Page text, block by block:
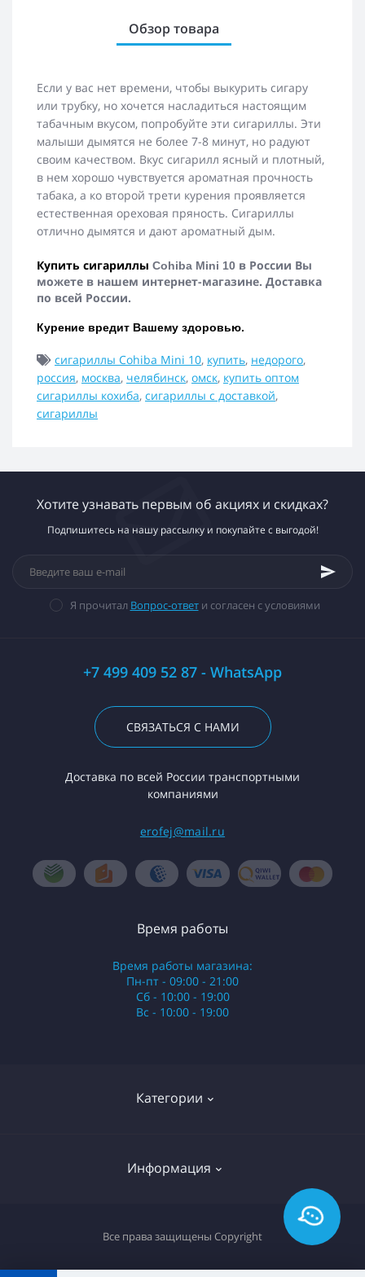
Обзор товара
Если у вас нет времени, чтобы выкурить сигару
или трубку, но хочется насладиться настоящим
табачным вкусом, попробуйте эти сигариллы. Эти
малыши дымятся не более 7-8 минут, но радуют
своим качеством. Вкус сигарилл ясный и плотный,
в нем хорошо чувствуется ароматная прочность
табака, а ко второй трети курения проявляется
естественная ореховая пряность. Сигариллы
отлично дымятся и дают ароматный дым.
Купить сигариллы Cohiba Mini 10 в России Вы
можете в нашем интернет-магазине. Доставка
по всей России.
Курение вредит Вашему здоровью.
сигариллы Cohiba Mini 10, купить, недорого,
россия, москва, челябинск, омск, купить оптом
сигариллы кохиба, сигариллы с доставкой,
сигариллы
Хотите узнавать первым об акциях и скидках?
Подпишитесь на нашу рассылку и покупайте с выгодой!
Я прочитал Вопрос-ответи согласен с условиями
+7 499 409 52 87 - WhatsApp
СВЯЗАТЬСЯ С НАМИ
Доставка по всей России транспортными
компаниями
erofej@mail.ru
Категории
Российские сигареты
Информация
Время работы
Время работы магазина:
Пн-пт - 09:00 - 21:00
Сб - 10:00 - 19:00
Вс - 10:00 - 19:00
Все права защищены Copyright